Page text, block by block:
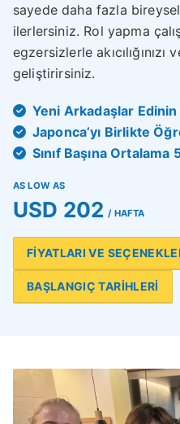
sayede daha fazla
ilerlersiniz. Rol yapma
egzersizlerle akıcılığınızı
geliştirirsiniz.
Yeni Arkadaşlar Edinin
Japonca’yı Birlikte
Sınıf Başına
AS LOW AS
USD 202 / HAFTA
FİYATLARI VE
BAŞLANGIÇ TARİHLERİ